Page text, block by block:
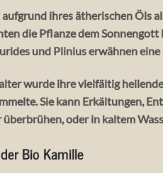
ihres ätherischen Öls
die Pflanze dem
und Plinius erwähnen
wurde ihre vielfältig
Sie kann Erkältungen,
überbrühen, oder in kaltem
Bio Kamille